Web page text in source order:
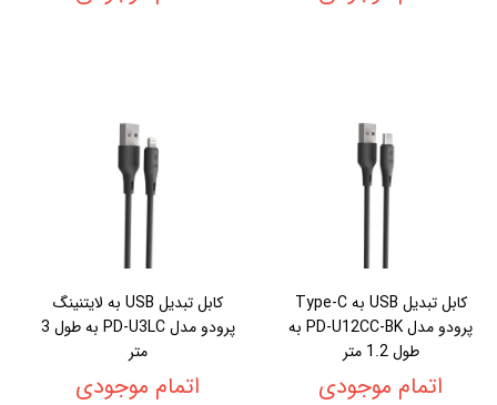
کابل تبدیل USB به Type-C
پرودو مدل PD-U12CC-BK به
طول 1.2 متر
اتمام موجودی
کابل تبدیل USB به لایتنینگ
پرودو مدل PD-U3LC به طول 3
متر
اتمام موجودی